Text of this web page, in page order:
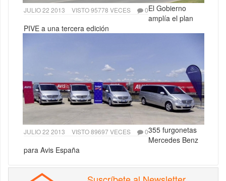
JULIO 22 2013 VISTO 95778 VECES 0El Gobierno
amplía el plan
PIVE a una tercera edición
JULIO 22 2013 VISTO 89697 VECES 0355 furgonetas
Mercedes Benz
para Avis España